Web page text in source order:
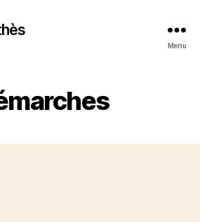
Menu